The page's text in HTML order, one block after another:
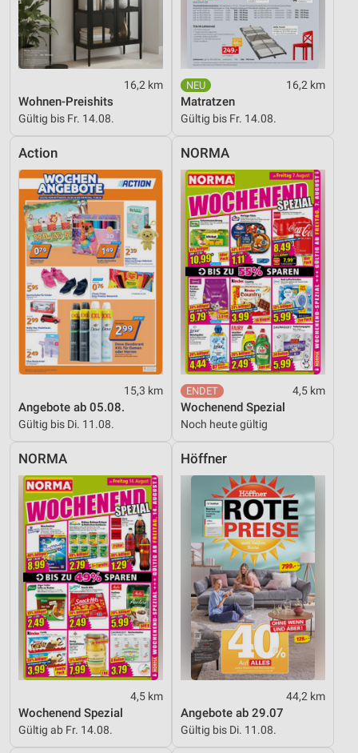
16,2 km
Wohnen-Preishits
Gültig bis Fr. 14.08.
16,2 km
Matratzen
Gültig bis Fr. 14.08.
Action
15,3 km
Angebote ab 05.08.
Gültig bis Di. 11.08.
NORMA
4,5 km
Wochenend Spezial
Noch heute gültig
NORMA
4,5 km
Wochenend Spezial
Gültig ab Fr. 14.08.
Höffner
44,2 km
Angebote ab 29.07
Gültig bis Di. 11.08.